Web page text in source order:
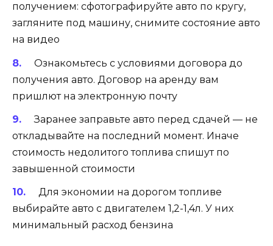
получением: сфотографируйте авто по кругу,
загляните под машину, снимите состояние авто
на видео
Ознакомьтесь с условиями договора до
получения авто. Договор на аренду вам
пришлют на электронную почту
Заранее заправьте авто перед сдачей — не
откладывайте на последний момент. Иначе
стоимость недолитого топлива спишут по
завышенной стоимости
Для экономии на дорогом топливе
выбирайте авто с двигателем 1,2-1,4л. У них
минимальный расход бензина